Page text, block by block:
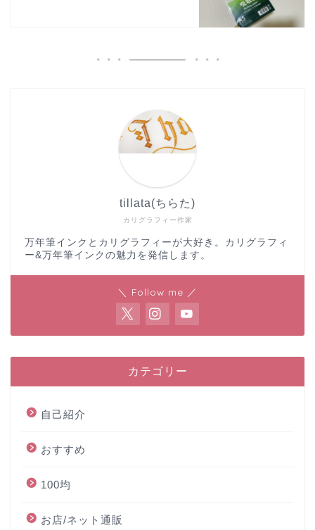
カリグラフィー作家
tillata(ちらた)
万年筆インクとカリグラフィーが大好き。カリグラフィ
ー&万年筆インクの魅力を発信します。
＼ Follow me ／
カテゴリー
自己紹介
おすすめ
100均
お店/ネット通販